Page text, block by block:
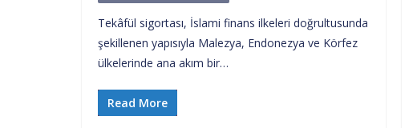
Tekâfül sigortası, İslami finans ilkeleri doğrultusunda
şekillenen yapısıyla Malezya, Endonezya ve Körfez
ülkelerinde ana akım bir…
Read More